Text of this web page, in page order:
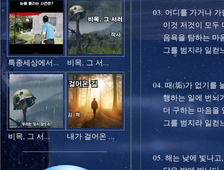
특종세상에서... 비목, 그 서...
비목, 그 서... 내가 걸어온 ...
03. 어디를 가거나 가
이것 저것이 모두
음욕을 탐하는 마음
그를 범지라 일컫
04. 때(垢)가 없기를
행하는 일에 번뇌
더 구하는 마음을
그를 범지라 일컫
05. 해는 낮에 빛나고,